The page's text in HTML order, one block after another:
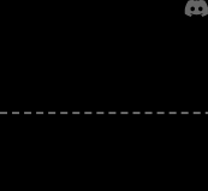
Discord